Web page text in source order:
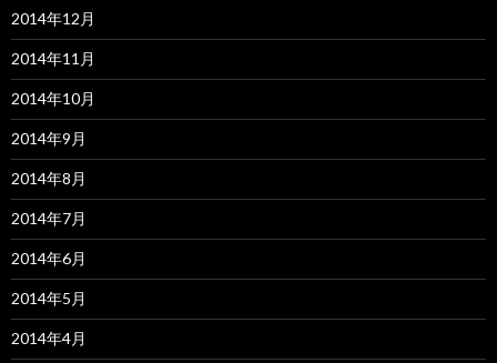
2014年12月
2014年11月
2014年10月
2014年9月
2014年8月
2014年7月
2014年6月
2014年5月
2014年4月